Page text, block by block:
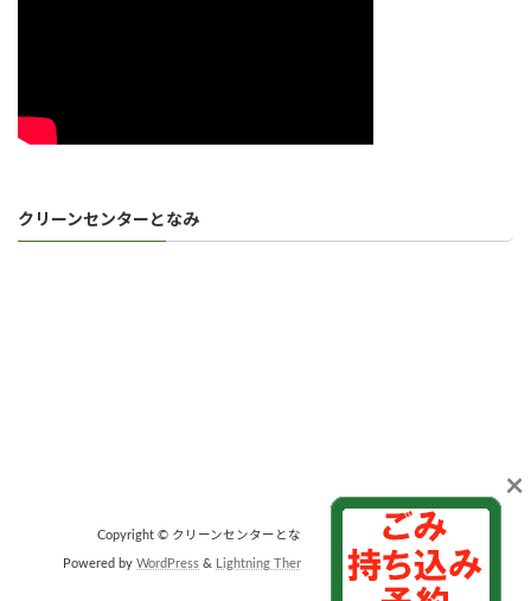
クリーンセンターとなみ
Copyright © クリーンセンターとなみ All Rights Reserved.
Powered by WordPress & Lightning Theme by Vektor,Inc. technology.
×